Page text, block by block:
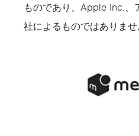
ものであり、Apple Inc.、
社によるものではありませ